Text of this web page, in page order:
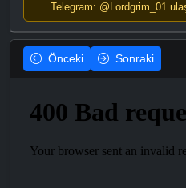
Telegram: @Lordgrim_01
Önceki Sonraki